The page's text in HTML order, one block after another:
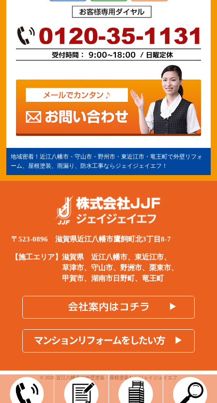
地域密着！近江八幡市 ・守山市・野州市・東近江市 ・竜王町で外壁リフォ
ーム、屋根塗装、雨漏り、防水工事ならジェイジェイエフ！
〒523-0896 滋賀県近江八幡市鷹飼町北3丁目8-7
【施工エリア】滋賀県近江八幡市、東近江市、
草津市、守山市、野洲市、栗東市、
甲賀市、湖南市日野町、竜王町
© 2026 近江八幡市で外壁塗装・屋根塗装ならジェイジェイエフ